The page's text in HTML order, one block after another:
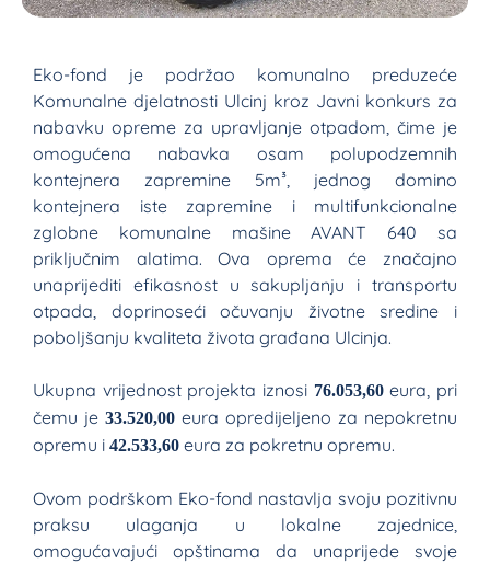
Eko-fond je podržao komunalno preduzeće
Komunalne djelatnosti Ulcinj kroz Javni konkurs za
nabavku opreme za upravljanje otpadom, čime je
omogućena nabavka osam polupodzemnih
kontejnera zapremine 5m³, jednog domino
kontejnera iste zapremine i multifunkcionalne
zglobne komunalne mašine AVANT 640 sa
priključnim alatima. Ova oprema će značajno
unaprijediti efikasnost u sakupljanju i transportu
otpada, doprinoseći očuvanju životne sredine i
poboljšanju kvaliteta života građana Ulcinja.
Ukupna vrijednost projekta iznosi 76.053,60eura, pri
čemu je 33.520,00 eura opredijeljeno za nepokretnu
opremu i 42.533,60 eura za pokretnu opremu.
Ovom podrškom Eko-fond nastavlja svoju pozitivnu
praksu ulaganja u lokalne zajednice,
omogućavajući opštinama da unaprijede svoje